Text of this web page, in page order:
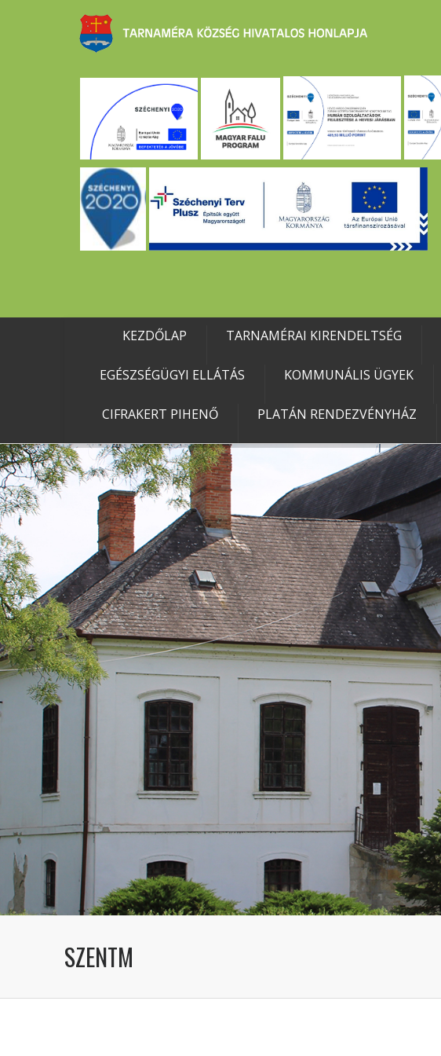
KEZDŐLAP TARNAMÉRAI KIRENDELTSÉG
EGÉSZSÉGÜGYI ELLÁTÁS KOMMUNÁLIS ÜGYEK
CIFRAKERT PIHENŐ PLATÁN RENDEZVÉNYHÁZ
SZENTM